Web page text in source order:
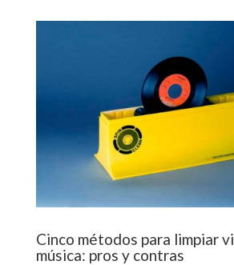
Cinco métodos para limpiar
música: pros y contras